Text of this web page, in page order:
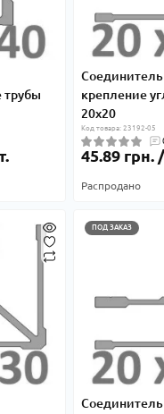
трубы
крепление
20х20
Код товара: 23192-05
45.89 грн.
Распродано
ПОД ЗАКАЗ